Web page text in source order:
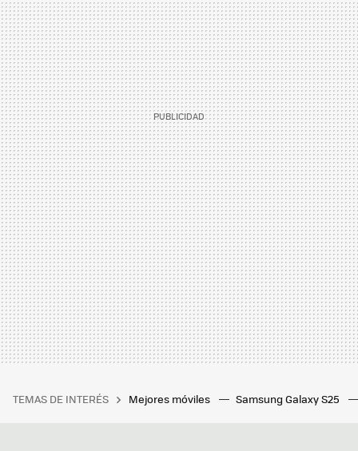
TEMAS DE INTERÉS Mejores móviles Samsung Galaxy S25